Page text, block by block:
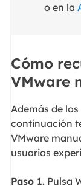
o en la
Cómo
VMware
Además de
continuación
VMware
usuarios
Paso 1.Pulsa